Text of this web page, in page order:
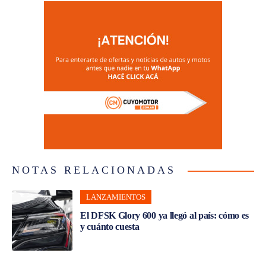
NOTAS RELACIONADAS
LANZAMIENTOS
El DFSK Glory 600 ya llegó al país: cómo es
y cuánto cuesta